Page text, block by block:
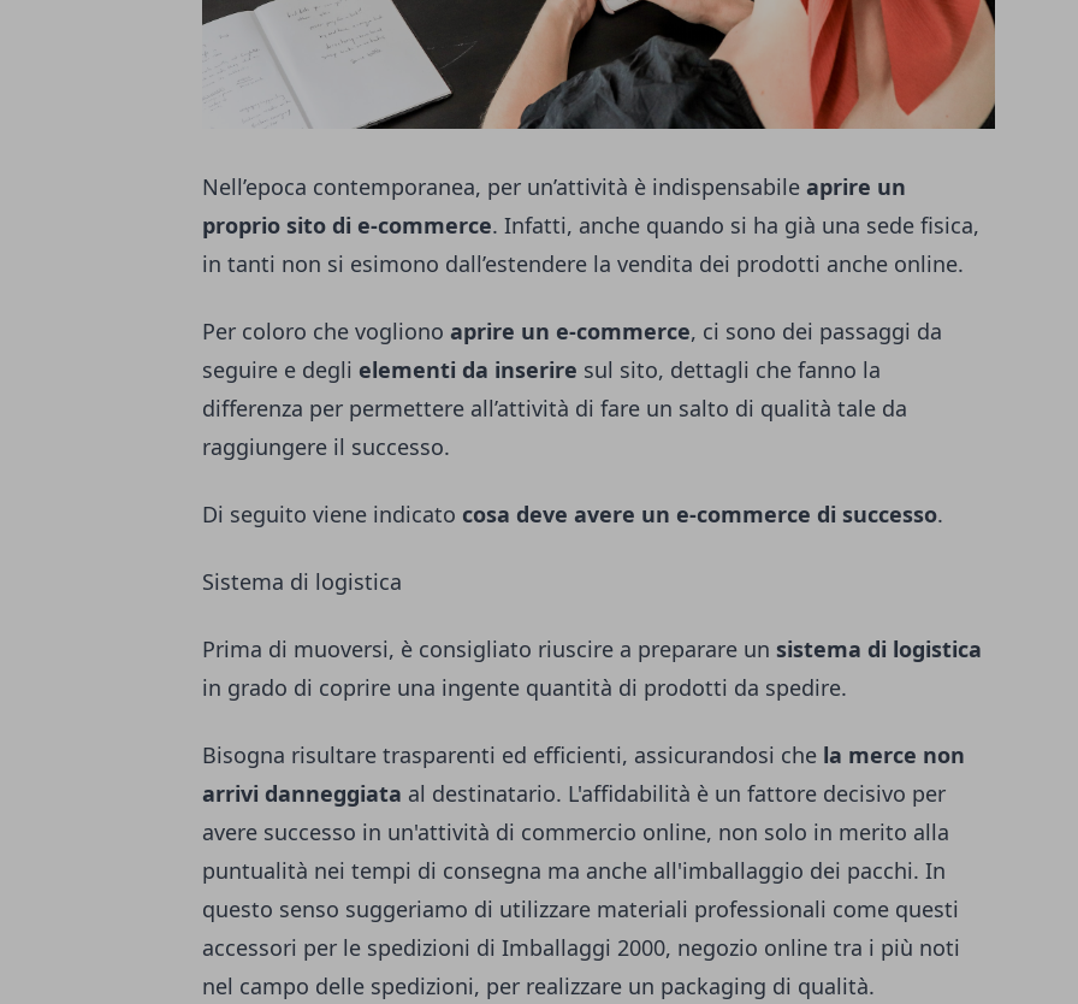
Nell’epoca contemporanea, per un’attività è indispensabile aprire un
proprio sito di e-commerce. Infatti, anche quando si ha già una sede fisica,
in tanti non si esimono dall’estendere la vendita dei prodotti anche online.
Per coloro che vogliono aprire un e-commerce, ci sono dei passaggi da
seguire e degli elementi da inserire sul sito, dettagli che fanno la
differenza per permettere all’attività di fare un salto di qualità tale da
raggiungere il successo.
Di seguito viene indicato cosa deve avere un e-commerce di successo.
Sistema di logistica
Prima di muoversi, è consigliato riuscire a preparare un sistema di logistica
in grado di coprire una ingente quantità di prodotti da spedire.
Bisogna risultare trasparenti ed efficienti, assicurandosi che la merce non
arrivi danneggiata al destinatario. L'affidabilità è un fattore decisivo per
avere successo in un'attività di commercio online, non solo in merito alla
puntualità nei tempi di consegna ma anche all'imballaggio dei pacchi. In
questo senso suggeriamo di utilizzare materiali professionali come questi
accessori per le spedizioni di Imballaggi 2000, negozio online tra i più noti
nel campo delle spedizioni, per realizzare un packaging di qualità.